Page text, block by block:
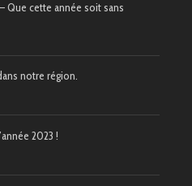
Que cette année soit sans
notre région.
2023 !